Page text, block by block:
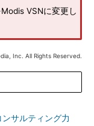
VSNに変更し
Inc. All Rights Reserved.
サルティング力